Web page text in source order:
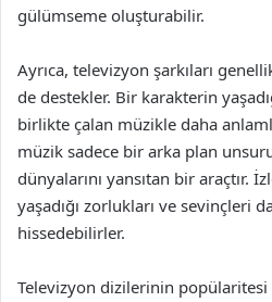
gülümseme oluşturabilir.
Ayrıca, televizyon şarkıları
de destekler. Bir karakterin
birlikte çalan müzikle daha
müzik sadece bir arka plan
dünyalarını yansıtan bir araçtır.
yaşadığı zorlukları ve sevinçleri
hissedebilirler.
Televizyon dizilerinin popülaritesi